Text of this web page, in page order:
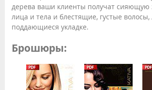
дерева ваши клиенты получат сияющую
лица и тела и блестящие, густые волосы,
поддающиеся укладке.
Брошюры: